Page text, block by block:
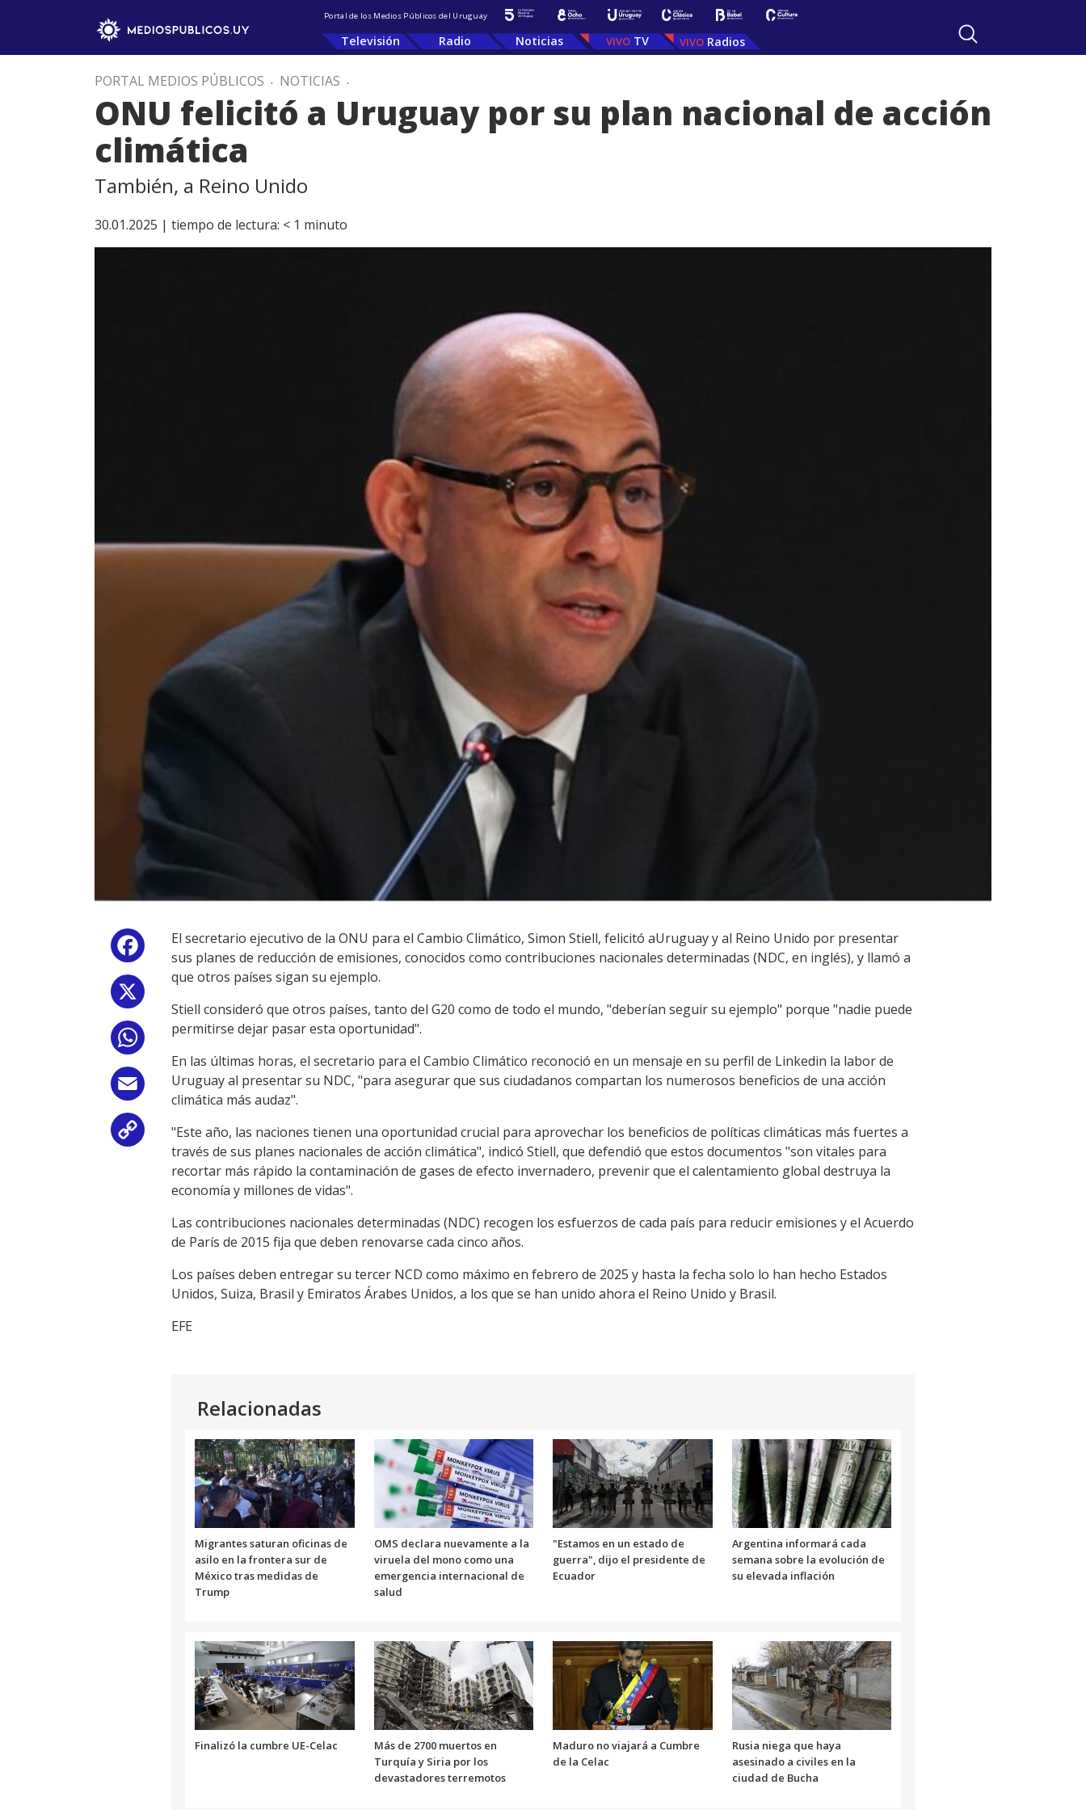
Portal de los Medios Públicos del Uruguay
Televisión Radio Noticias TV Radios
PORTAL MEDIOS PÚBLICOS . NOTICIAS .
ONU felicitó a Uruguay por su plan nacional de acción
climática
También, a Reino Unido
30.01.2025 | tiempo de lectura: < 1 minuto
Facebook
WhatsApp
Email
Copy
Link
El secretario ejecutivo de la ONU para el Cambio Climático, Simon Stiell, felicitó aUruguay y al Reino Unido por presentar
sus planes de reducción de emisiones, conocidos como contribuciones nacionales determinadas (NDC, en inglés), y llamó a
que otros países sigan su ejemplo.
Stiell consideró que otros países, tanto del G20 como de todo el mundo, "deberían seguir su ejemplo" porque "nadie puede
permitirse dejar pasar esta oportunidad".
En las últimas horas, el secretario para el Cambio Climático reconoció en un mensaje en su perfil de Linkedin la labor de
Uruguay al presentar su NDC, "para asegurar que sus ciudadanos compartan los numerosos beneficios de una acción
climática más audaz".
"Este año, las naciones tienen una oportunidad crucial para aprovechar los beneficios de políticas climáticas más fuertes a
través de sus planes nacionales de acción climática", indicó Stiell, que defendió que estos documentos "son vitales para
recortar más rápido la contaminación de gases de efecto invernadero, prevenir que el calentamiento global destruya la
economía y millones de vidas".
Las contribuciones nacionales determinadas (NDC) recogen los esfuerzos de cada país para reducir emisiones y el Acuerdo
de París de 2015 fija que deben renovarse cada cinco años.
Los países deben entregar su tercer NCD como máximo en febrero de 2025 y hasta la fecha solo lo han hecho Estados
Unidos, Suiza, Brasil y Emiratos Árabes Unidos, a los que se han unido ahora el Reino Unido y Brasil.
EFE
Relacionadas
Migrantes saturan oficinas de
asilo en la frontera sur de
México tras medidas de
Trump
OMS declara nuevamente a la
viruela del mono como una
emergencia internacional de
salud
"Estamos en un estado de
guerra", dijo el presidente de
Ecuador
Argentina informará cada
semana sobre la evolución de
su elevada inflación
Finalizó la cumbre UE-Celac
Más de 2700 muertos en
Turquía y Siria por los
devastadores terremotos
Maduro no viajará a Cumbre
de la Celac
Rusia niega que haya
asesinado a civiles en la
ciudad de Bucha